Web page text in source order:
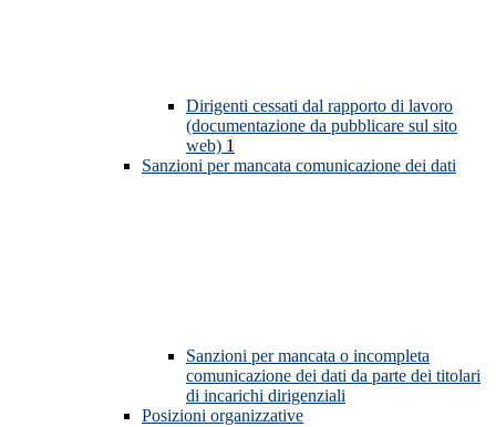
Dirigenti cessati dal rapporto di lavoro
(documentazione da pubblicare sul sito
web) 1
Sanzioni per mancata comunicazione dei dati
Sanzioni per mancata o incompleta
comunicazione dei dati da parte dei titolari
di incarichi dirigenziali
Posizioni organizzative